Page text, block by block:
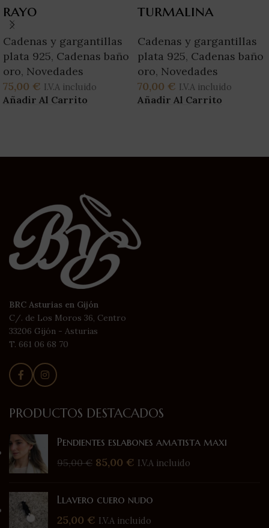
rayo
Cadenas y gargantillas
plata 925, Cadenas baño
oro, Novedades
75,00 € I.V.A incluido
Añadir Al Carrito
turmalina
Cadenas y gargantillas
plata 925, Cadenas baño
oro, Novedades
70,00 € I.V.A incluido
Añadir Al Carrito
BRC Asturias en Gijón
C/. de Los Moros 36, Centro
33206 Gijón - Asturias
T. 661 06 68 70
PRODUCTOS DESTACADOS
Pendientes eslabones amatista maxi
95,00€ 85,00 € I.V.A incluido
Llavero cuero nudo
25,00 € I.V.A incluido